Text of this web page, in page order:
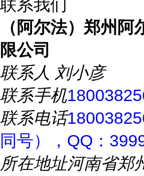
联系我们
（阿尔法）郑州阿
限公司
联系人 刘小彦
联系手机
联系电话
同号），QQ：
所在地址河南省郑